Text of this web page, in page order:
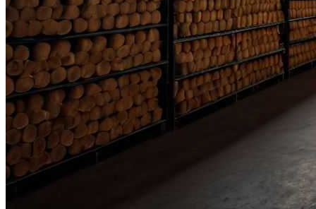
Стильные Деревянные Кашпо Для
Украшения Дома И Сада
Пять Правил Здоровья: Как Уберечь